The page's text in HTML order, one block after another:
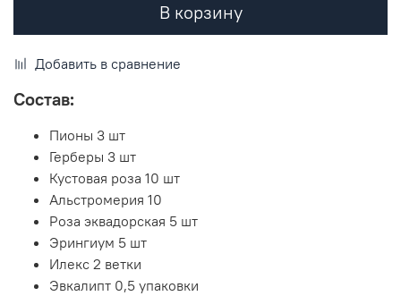
В корзину
Добавить в сравнение
Состав:
Пионы 3 шт
Герберы 3 шт
Кустовая роза 10 шт
Альстромерия 10
Роза эквадорская 5 шт
Эрингиум 5 шт
Илекс 2 ветки
Эвкалипт 0,5 упаковки